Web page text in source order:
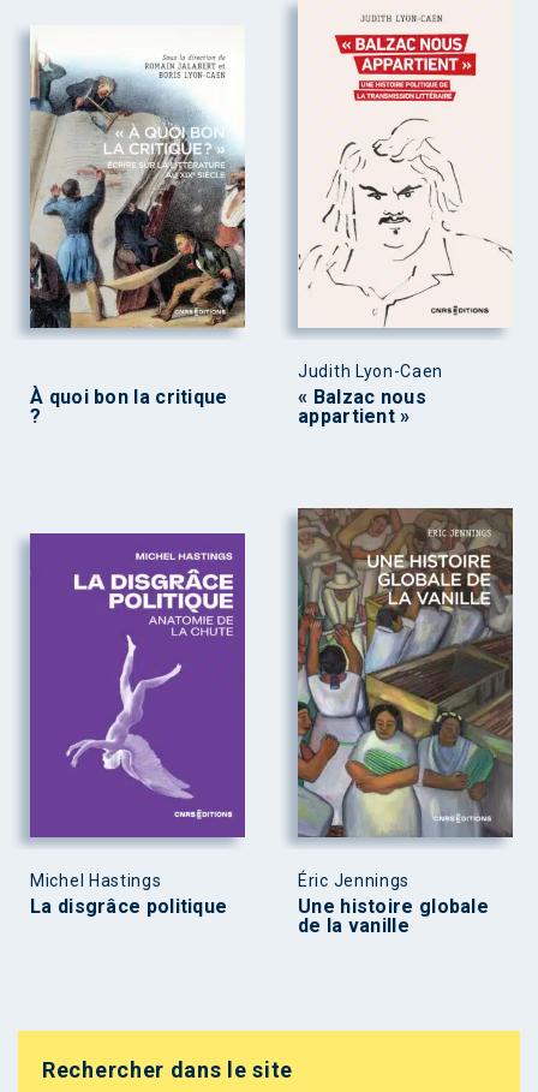
À quoi bon la critique
?
Judith Lyon-Caen
« Balzac nous
appartient »
Michel Hastings
La disgrâce politique
Éric Jennings
Une histoire globale
de la vanille
Rechercher dans le site